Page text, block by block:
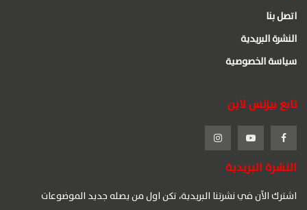
اتصل بنا
النشرة البريدية
سياسة الخصوصية
تابع بيزنس لاين
النشرة البريدية
اشترك الآن في نشرتنا البريدية، تكن اول من يصله جديد الموضوعات